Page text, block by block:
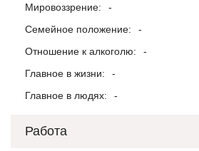
Мировоззрение:
-
Семейное положение:
-
Отношение к алкоголю:
-
Главное в жизни:
-
Главное в людях:
-
Работа